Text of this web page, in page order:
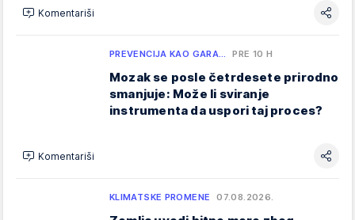
Komentariši
PREVENCIJA KAO GARA… PRE 10 H
Mozak se posle četrdesete prirodno
smanjuje: Može li sviranje
instrumenta da uspori taj proces?
Komentariši
KLIMATSKE PROMENE 07.08.2026.